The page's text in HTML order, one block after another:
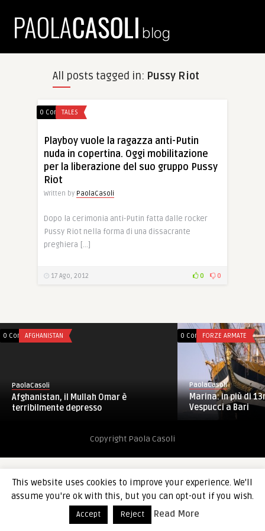
All posts tagged in: Pussy Riot
0 Comments
TALES
Playboy vuole la ragazza anti-Putin
nuda in copertina. Oggi mobilitazione
per la liberazione del suo gruppo Pussy
Riot
Written by PaolaCasoli
Dopo la cerimonia anti-Putin fatta dalle rocker
Pussy Riot nella forma di una dissacrante
preghiera […]
17 Ago, 2012 0 0
0 CommentsAFGHANISTAN
PaolaCasoli
Afghanistan, il Mullah Omar è
terribilmente depresso
0 CommentsFORZE ARMATE
PaolaCasoli
Marina: in più di
Vespucci a Bari
Copyright Paola Casoli
This website uses cookies to improve your experience. We'll
assume you're ok with this, but you can opt-out if you wish.
Accept Reject Read More